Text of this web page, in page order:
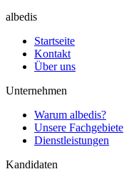
albedis
Startseite
Kontakt
Über uns
Unternehmen
Warum albedis?
Unsere Fachgebiete
Dienstleistungen
Kandidaten